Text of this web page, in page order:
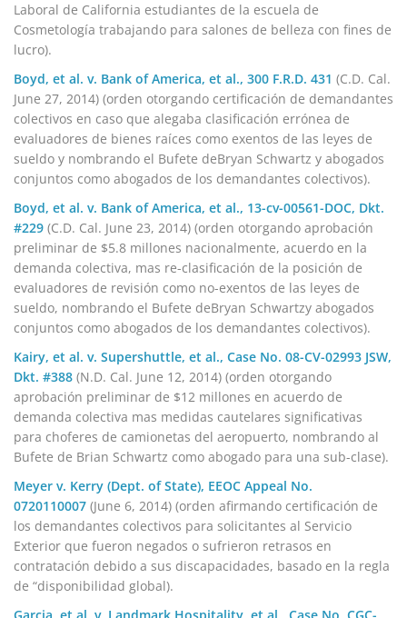
Laboral de California estudiantes de la escuela de
Cosmetología trabajando para salones de belleza con fines de
lucro).
Boyd, et al. v. Bank of America, et al., 300 F.R.D. 431 (C.D. Cal.
June 27, 2014) (orden otorgando certificación de demandantes
colectivos en caso que alegaba clasificación errónea de
evaluadores de bienes raíces como exentos de las leyes de
sueldo y nombrando el Bufete deBryan Schwartz y abogados
conjuntos como abogados de los demandantes colectivos).
Boyd, et al. v. Bank of America, et al., 13-cv-00561-DOC, Dkt.
#229 (C.D. Cal. June 23, 2014) (orden otorgando aprobación
preliminar de $5.8 millones nacionalmente, acuerdo en la
demanda colectiva, mas re-clasificación de la posición de
evaluadores de revisión como no-exentos de las leyes de
sueldo, nombrando el Bufete deBryan Schwartzy abogados
conjuntos como abogados de los demandantes colectivos).
Kairy, et al. v. Supershuttle, et al., Case No. 08-CV-02993 JSW,
Dkt. #388 (N.D. Cal. June 12, 2014) (orden otorgando
aprobación preliminar de $12 millones en acuerdo de
demanda colectiva mas medidas cautelares significativas
para choferes de camionetas del aeropuerto, nombrando al
Bufete de Brian Schwartz como abogado para una sub-clase).
Meyer v. Kerry (Dept. of State), EEOC Appeal No.
0720110007 (June 6, 2014) (orden afirmando certificación de
los demandantes colectivos para solicitantes al Servicio
Exterior que fueron negados o sufrieron retrasos en
contratación debido a sus discapacidades, basado en la regla
de “disponibilidad global).